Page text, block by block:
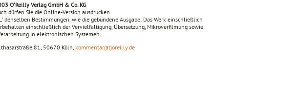
O'Reilly Verlag GmbH & Co. KG
dürfen Sie die Online-Version ausdrucken.
Bestimmungen, wie die gebundene Ausgabe: Das Werk einschließlich
einschließlich der Vervielfältigung, Übersetzung, Mikroverfilmung sowie
in elektronischen Systemen.
81, 50670 Köln, kommentar(at)oreilly.de